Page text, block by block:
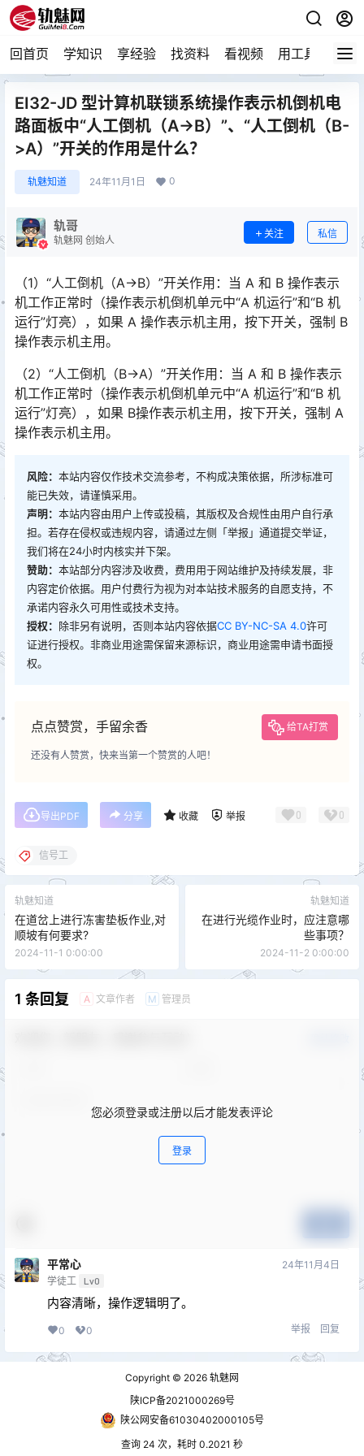
回首页 学知识 享经验 找资料 看视频 用工具 论技
EI32-JD 型计算机联锁系统操作表示机倒机电
路面板中“人工倒机（A->B）”、“人工倒机（B-
>A）”开关的作用是什么？
轨魅知道 24年11月1日 0
轨哥
轨魅网 创始人
关注 私信
（1）“人工倒机（A->B）”开关作用：当 A 和 B 操作表示
机工作正常时（操作表示机倒机单元中“A 机运行”和“B 机
运行”灯亮），如果 A 操作表示机主用，按下开关，强制 B
操作表示机主用。󠅅󠅃󠄵󠅂󠄪󠇖󠆨󠆨󠇕󠆞󠆒󠅬󠇘󠆭󠆘󠇙󠆝󠅵󠇗󠆭󠆁󠄐󠇗󠅹󠅸󠇖󠆍󠅳󠇖󠅹󠅰󠇖󠆌󠅹
（2）“人工倒机（B->A）”开关作用：当 A 和 B 操作表示
机工作正常时（操作表示机倒机单元中“A 机运行”和“B 机
运行”灯亮），如果 B操作表示机主用，按下开关，强制 A
操作表示机主用。󠅅󠅃󠄵󠅂󠄪󠇖󠆨󠆨󠇕󠆞󠆒󠅬󠇘󠆭󠆘󠇙󠆝󠅵󠇗󠆭󠆁󠄐󠇗󠅹󠅸󠇖󠆍󠅳󠇖󠅹󠅰󠇖󠆌󠅹
风险： 本站内容仅作技术交流参考，不构成决策依据，所涉标准可
能已失效，请谨慎采用。
声明： 本站内容由用户上传或投稿，其版权及合规性由用户自行承
担。若存在侵权或违规内容，请通过左侧「举报」通道提交举证，
我们将在24小时内核实并下架。
赞助： 本站部分内容涉及收费，费用用于网站维护及持续发展，非
内容定价依据。用户付费行为视为对本站技术服务的自愿支持，不
承诺内容永久可用性或技术支持。
授权： 除非另有说明，否则本站内容依据CC BY-NC-SA 4.0许可
证进行授权。非商业用途需保留来源标识，商业用途需申请书面授
权。
点点赞赏，手留余香 给TA打赏
还没有人赞赏，快来当第一个赞赏的人吧！
导出PDF 分享 收藏 举报 0 0
信号工
轨魅知道
在道岔上进行冻害垫板作业,对
顺坡有何要求?
2024-11-1 0:00:00
轨魅知道
在进行光缆作业时，应注意哪
些事项？
2024-11-2 0:00:00
1 条回复 A 文章作者 M 管理员
您必须登录或注册以后才能发表评论
登录
平常心
学徒工 Lv0
24年11月4日
内容清晰，操作逻辑明了。
0 0 举报 回复
Copyright © 2026 轨魅网
陕ICP备2021000269号
陕公网安备61030402000105号
查询 24 次，耗时 0.2021 秒